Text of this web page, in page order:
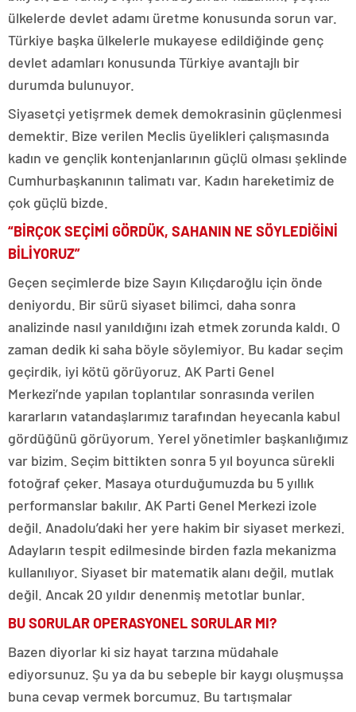
ülkelerde devlet adamı üretme konusunda sorun var.
Türkiye başka ülkelerle mukayese edildiğinde genç
devlet adamları konusunda Türkiye avantajlı bir
durumda bulunuyor.
Siyasetçi yetişrmek demek demokrasinin güçlenmesi
demektir. Bize verilen Meclis üyelikleri çalışmasında
kadın ve gençlik kontenjanlarının güçlü olması şeklinde
Cumhurbaşkanının talimatı var. Kadın hareketimiz de
çok güçlü bizde.
“BİRÇOK SEÇİMİ GÖRDÜK, SAHANIN NE SÖYLEDİĞİNİ
BİLİYORUZ”
Geçen seçimlerde bize Sayın Kılıçdaroğlu için önde
deniyordu. Bir sürü siyaset bilimci, daha sonra
analizinde nasıl yanıldığını izah etmek zorunda kaldı. O
zaman dedik ki saha böyle söylemiyor. Bu kadar seçim
geçirdik, iyi kötü görüyoruz. AK Parti Genel
Merkezi’nde yapılan toplantılar sonrasında verilen
kararların vatandaşlarımız tarafından heyecanla kabul
gördüğünü görüyorum. Yerel yönetimler başkanlığımız
var bizim. Seçim bittikten sonra 5 yıl boyunca sürekli
fotoğraf çeker. Masaya oturduğumuzda bu 5 yıllık
performanslar bakılır. AK Parti Genel Merkezi izole
değil. Anadolu’daki her yere hakim bir siyaset merkezi.
Adayların tespit edilmesinde birden fazla mekanizma
kullanılıyor. Siyaset bir matematik alanı değil, mutlak
değil. Ancak 20 yıldır denenmiş metotlar bunlar.
BU SORULAR OPERASYONEL SORULAR MI?
Bazen diyorlar ki siz hayat tarzına müdahale
ediyorsunuz. Şu ya da bu sebeple bir kaygı oluşmuşsa
buna cevap vermek borcumuz. Bu tartışmalar